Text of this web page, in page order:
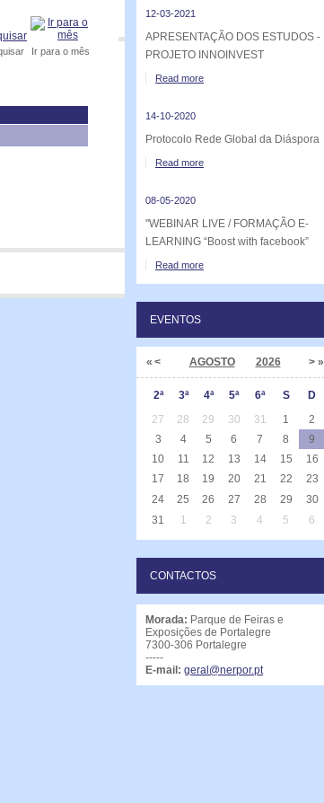
Ir para o mês
12-03-2021
APRESENTAÇÃO DOS ESTUDOS -
PROJETO INNOINVEST
Read more
14-10-2020
Protocolo Rede Global da Diáspora
Read more
08-05-2020
"WEBINAR LIVE / FORMAÇÃO E-
LEARNING “Boost with facebook”
Read more
EVENTOS
« < AGOSTO 2026 > »
2ª 3ª 4ª 5ª 6ª S
D
27
28 29 30 31 1
2
3
4 5 6 7 8
9
10
11 12 13 14 15
16
17
18 19 20 21 22
23
24
25 26 27 28 29
30
31
1 2 3 4 5 6
CONTACTOS
Morada: Parque de Feiras e
Exposições de Portalegre
7300-306 Portalegre
-----
E-mail: geral@nerpor.pt